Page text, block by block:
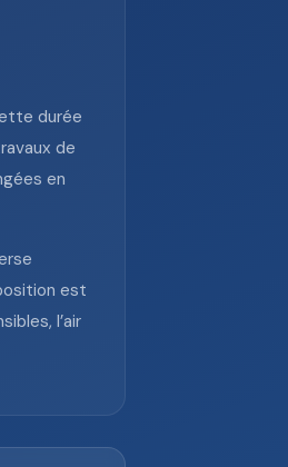
durée
de
en
est
l’air